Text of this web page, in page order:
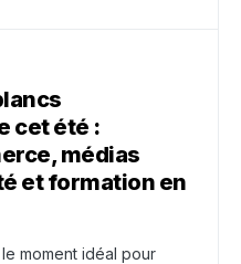
cet été :
médias
et formation en
le moment idéal pour